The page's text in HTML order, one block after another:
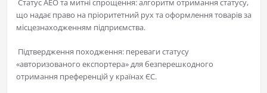
Статус АЕО та митні спрощення: алгоритм отримання статусу,
що надає право на пріоритетний рух та оформлення товарів за
місцезнаходженням підприємства.
Підтвердження походження: переваги статусу
«авторизованого експортера» для безперешкодного
отримання преференцій у країнах ЄС.